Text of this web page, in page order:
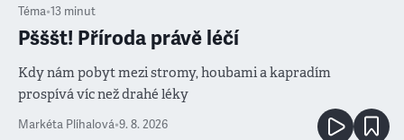
Téma•13 minut
Pšššt! Příroda právě léčí
Kdy nám pobyt mezi stromy, houbami a kapradím
prospívá víc než drahé léky
Markéta Plíhalová•9. 8. 2026